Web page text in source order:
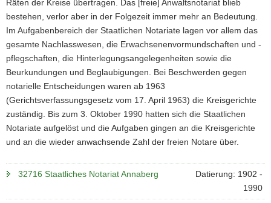
Räten der Kreise übertragen. Das [freie] Anwaltsnotariat blieb
bestehen, verlor aber in der Folgezeit immer mehr an Bedeutung.
Im Aufgabenbereich der Staatlichen Notariate lagen vor allem das
gesamte Nachlasswesen, die Erwachsenenvormundschaften und -
pflegschaften, die Hinterlegungsangelegenheiten sowie die
Beurkundungen und Beglaubigungen. Bei Beschwerden gegen
notarielle Entscheidungen waren ab 1963
(Gerichtsverfassungsgesetz vom 17. April 1963) die Kreisgerichte
zuständig. Bis zum 3. Oktober 1990 hatten sich die Staatlichen
Notariate aufgelöst und die Aufgaben gingen an die Kreisgerichte
und an die wieder anwachsende Zahl der freien Notare über.
32716 Staatliches Notariat Annaberg
Datierung: 1902 -
1990